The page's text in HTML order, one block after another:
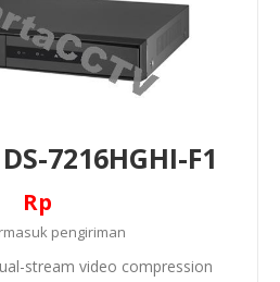
7216HGHI-F1
Rp
pengiriman
stream video compression